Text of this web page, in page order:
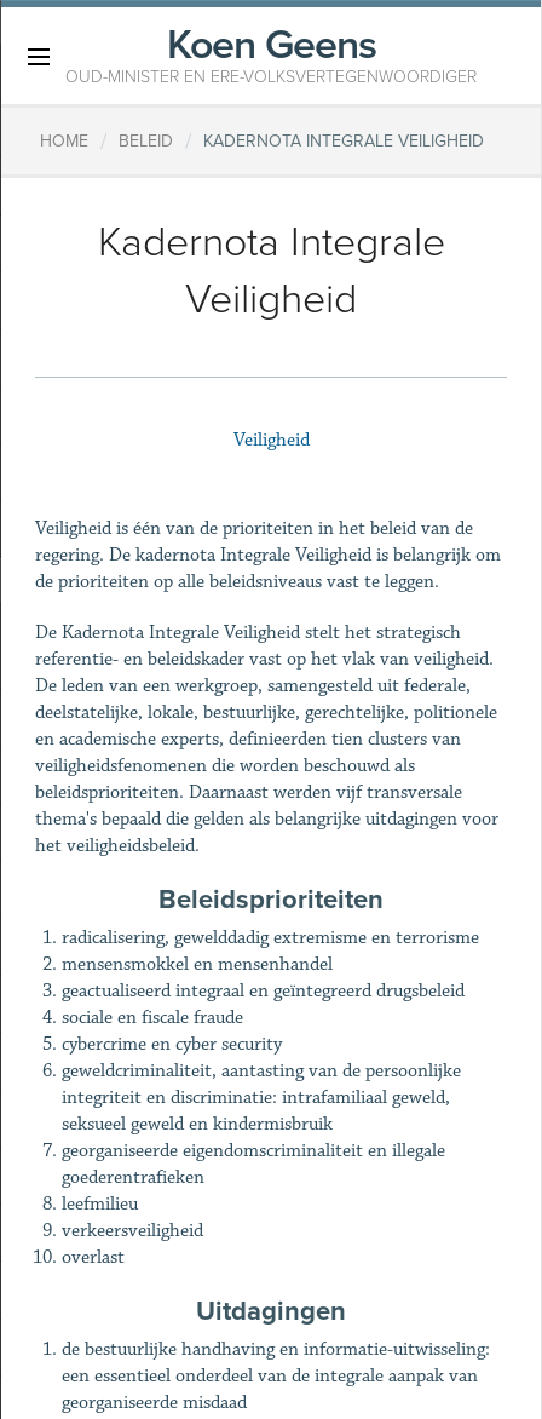
Koen Geens
OUD-MINISTER EN ERE-VOLKSVERTEGENWOORDIGER
HOME / BELEID / KADERNOTA INTEGRALE VEILIGHEID
Kadernota Integrale
Veiligheid
Veiligheid
Veiligheid is één van de prioriteiten in het beleid van de
regering. De kadernota Integrale Veiligheid is belangrijk om
de prioriteiten op alle beleidsniveaus vast te leggen.
De Kadernota Integrale Veiligheid stelt het strategisch
referentie- en beleidskader vast op het vlak van veiligheid.
De leden van een werkgroep, samengesteld uit federale,
deelstatelijke, lokale, bestuurlijke, gerechtelijke, politionele
en academische experts, definieerden tien clusters van
veiligheidsfenomenen die worden beschouwd als
beleidsprioriteiten. Daarnaast werden vijf transversale
thema's bepaald die gelden als belangrijke uitdagingen voor
het veiligheidsbeleid.
Beleidsprioriteiten
radicalisering, gewelddadig extremisme en terrorisme
mensensmokkel en mensenhandel
geactualiseerd integraal en geïntegreerd drugsbeleid
sociale en fiscale fraude
cybercrime en cyber security
geweldcriminaliteit, aantasting van de persoonlijke
integriteit en discriminatie: intrafamiliaal geweld,
seksueel geweld en kindermisbruik
georganiseerde eigendomscriminaliteit en illegale
goederentrafieken
leefmilieu
verkeersveiligheid
overlast
Uitdagingen
de bestuurlijke handhaving en informatie-uitwisseling:
een essentieel onderdeel van de integrale aanpak van
georganiseerde misdaad